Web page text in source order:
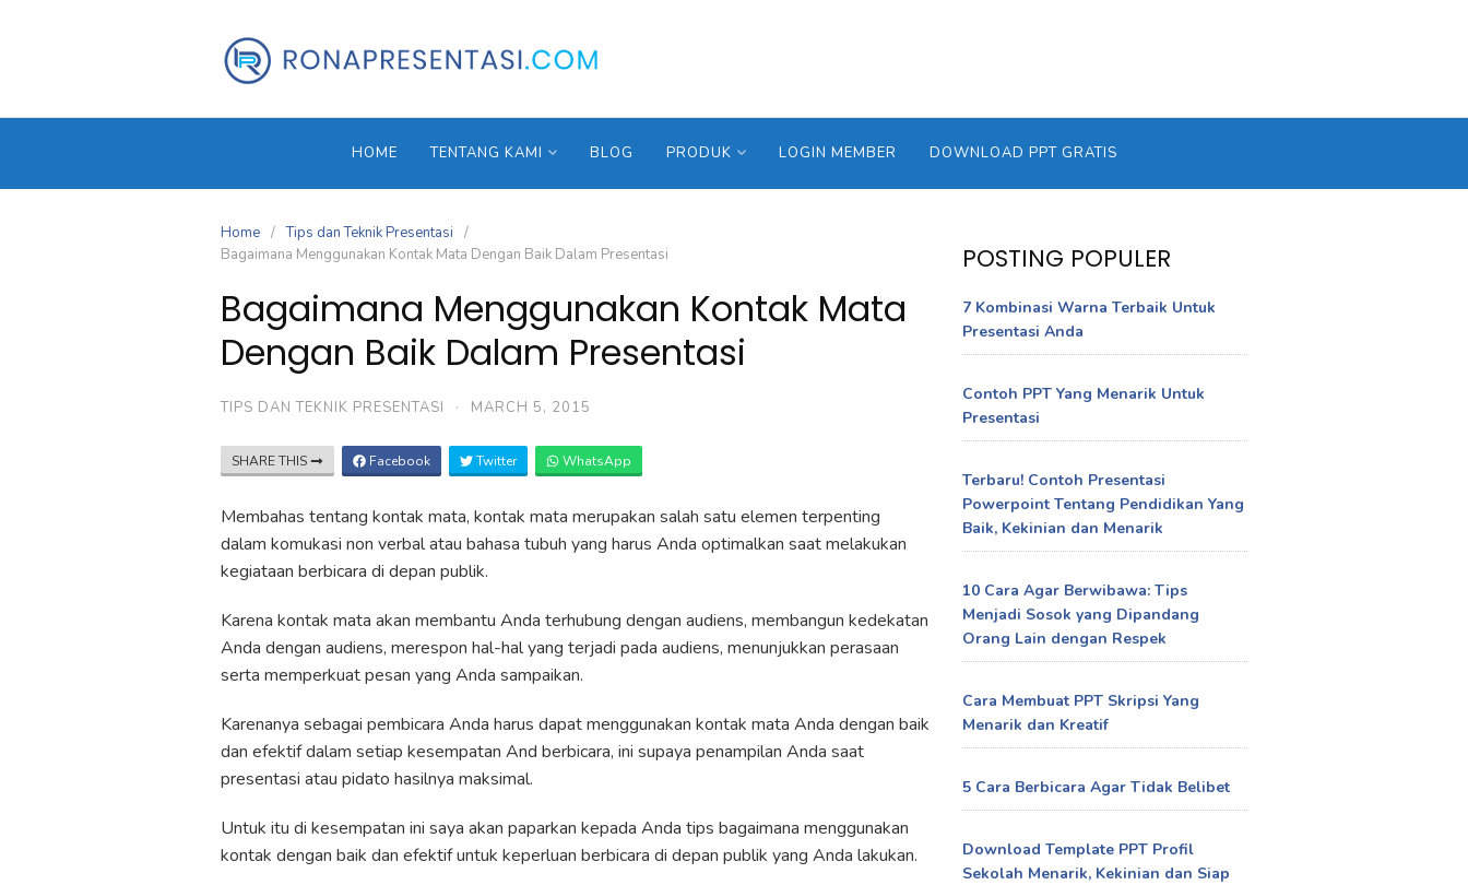
HOME TENTANG KAMI BLOG PRODUK LOGIN MEMBER DOWNLOAD PPT GRATIS
Home
Tips dan Teknik Presentasi
Bagaimana Menggunakan Kontak Mata Dengan Baik Dalam Presentasi
Bagaimana Menggunakan Kontak Mata
Dengan Baik Dalam Presentasi
TIPS DAN TEKNIK PRESENTASI · MARCH 5, 2015
SHARE THIS Facebook Twitter WhatsApp
Membahas tentang kontak mata, kontak mata merupakan salah satu elemen terpenting
dalam komukasi non verbal atau bahasa tubuh yang harus Anda optimalkan saat melakukan
kegiataan berbicara di depan publik.
Karena kontak mata akan membantu Anda terhubung dengan audiens, membangun kedekatan
Anda dengan audiens, merespon hal-hal yang terjadi pada audiens, menunjukkan perasaan
serta memperkuat pesan yang Anda sampaikan.
Karenanya sebagai pembicara Anda harus dapat menggunakan kontak mata Anda dengan baik
dan efektif dalam setiap kesempatan And berbicara, ini supaya penampilan Anda saat
presentasi atau pidato hasilnya maksimal.
Untuk itu di kesempatan ini saya akan paparkan kepada Anda tips bagaimana menggunakan
kontak dengan baik dan efektif untuk keperluan berbicara di depan publik yang Anda lakukan.
POSTING POPULER
7 Kombinasi Warna Terbaik Untuk
Presentasi Anda
Contoh PPT Yang Menarik Untuk
Presentasi
Terbaru! Contoh Presentasi
Powerpoint Tentang Pendidikan Yang
Baik, Kekinian dan Menarik
10 Cara Agar Berwibawa: Tips
Menjadi Sosok yang Dipandang
Orang Lain dengan Respek
Cara Membuat PPT Skripsi Yang
Menarik dan Kreatif
5 Cara Berbicara Agar Tidak Belibet
Download Template PPT Profil
Sekolah Menarik, Kekinian dan Siap